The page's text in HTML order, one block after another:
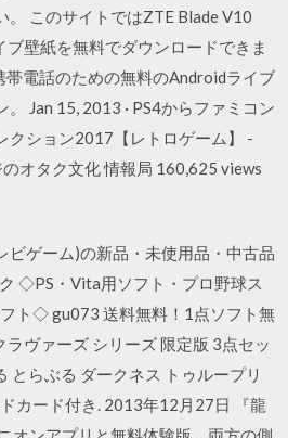
。 このサイトではZTE Blade V10
壁紙を無料でダウンロードできま
電話のための無料のAndroidライブ
Jan 15, 2013 · PS4からファミコン
クション2017【レトロゲーム】 -
オタク文化 情報局 160,625 views
ビゲーム)の新品・未使用品・中古品
◇PS・Vita用ソフト・プロ野球ス
ト◇ gu073 送料無料！1点ソフト無
ラヴァーズ シリーズ 限定版 3点セッ
とらぶる ダークネス トゥループリ
カード付き. 2013年12月27日 『龍